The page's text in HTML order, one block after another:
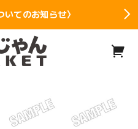
いてのお知らせ〉